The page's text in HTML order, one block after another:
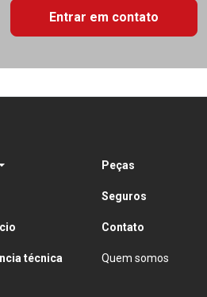
Entrar em contato
técnica
Peças
Seguros
Contato
Quem somos